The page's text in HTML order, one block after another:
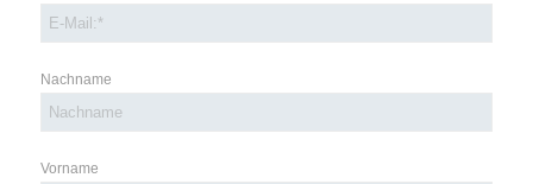
Nachname
Vorname